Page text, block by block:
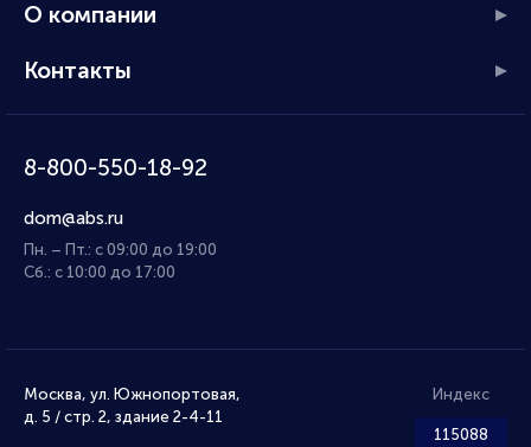
О компании
Контакты
8-800-550-18-92
dom@abs.ru
Пн. – Пт.: с 09:00 до 19:00
Сб.: с 10:00 до 17:00
Москва, ул. Южнопортовая,
д. 5 / стр. 2, здание 2-4-11
Индекс
115088